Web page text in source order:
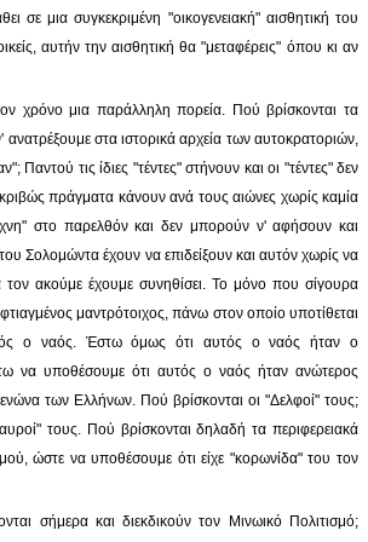
σε μια συγκεκριμένη "οικογενειακή" αισθητική του
αυτήν την αισθητική θα "μεταφέρεις" όπου κι αν
χρόνο μια παράλληλη πορεία. Πού βρίσκονται τα
ανατρέξουμε στα ιστορικά αρχεία των αυτοκρατοριών,
Παντού τις ίδιες "τέντες" στήνουν και οι "τέντες" δεν
πράγματα κάνουν ανά τους αιώνες χωρίς καμία
στο παρελθόν και δεν μπορούν ν' αφήσουν και
Σολομώντα έχουν να επιδείξουν και αυτόν χωρίς να
ακούμε έχουμε συνηθίσει. Το μόνο που σίγουρα
μαντρότοιχος, πάνω στον οποίο υποτίθεται
ο ναός. Έστω όμως ότι αυτός ο ναός ήταν ο
να υποθέσουμε ότι αυτός ο ναός ήταν ανώτερος
των Ελλήνων. Πού βρίσκονται οι "Δελφοί" τους;
τους. Πού βρίσκονται δηλαδή τα περιφερειακά
ώστε να υποθέσουμε ότι είχε "κορωνίδα" του τον
σήμερα και διεκδικούν τον Μινωικό Πολιτισμό;